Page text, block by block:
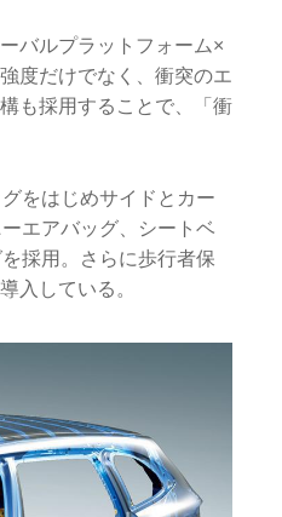
バルプラットフォーム×
度だけでなく、衝突のエ
も採用することで、「衝
をはじめサイドとカー
エアバッグ、シートベ
採用。さらに歩行者保
入している。